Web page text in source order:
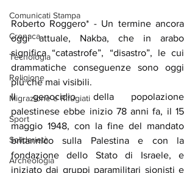
Comunicati Stampa
Cronaca
Tecnologia
Religione
Migrazione e Rifugiati
Sport
Solidarietà
Archeologia
Roberto Roggero* - Un termine ancora
oggi attuale, Nakba, che in arabo
significa “catastrofe”, “disastro”, le cui
drammatiche conseguenze sono oggi
più che mai visibili.
Il genocidio della popolazione
palestinese ebbe inizio 78 anni fa, il 15
maggio 1948, con la fine del mandato
britannico sulla Palestina e con la
fondazione dello Stato di Israele, e
iniziato dai gruppi paramilitari sionisti e